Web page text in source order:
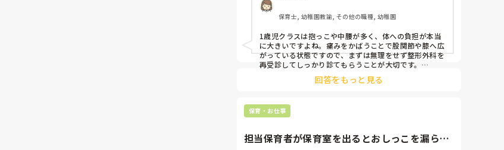
驚きました。
通院して、コルセット、湿布、痛み止め、電気などで
１週間乗り切ったら
週末には、左が痛みだし、これも痛み止めや湿布で抑
えて仕事をしていたら、
股関節、お尻、太もも、膝まで来はじめてしまいまし
ます。
立ち続けると、腰や股関節にきます。
自転車通勤ですが、それも、膝や太ももに痛みが来始
めました。
保育士, 幼稚園教諭, その他の職種, 幼稚園
1歳児クラスは抱っこや中腰が多く、体への負担が本当
に大きいですよね。痛みをかばうことで股関節や膝へ広
がっている状態ですので、まずは無理をせず整形外科を
再受診してしっかり診てもらうことが大切です。
現場復帰の際は、床での立ち座りを避けるために低い椅
子を活用したり、抱っこや重い作業は周囲の先生に相談
に、しっかり休んでくださいね。
回答をもっと見る
保育・お仕事
担当保育者が保育室を出るとおしっこを漏らす